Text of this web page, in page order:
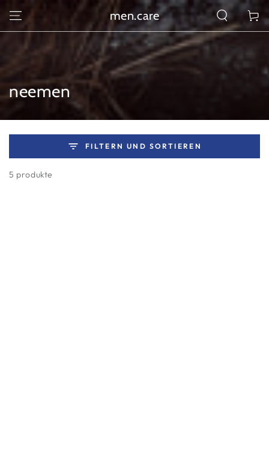
SPRINGEN
men.care
Kollektion:
neemen
FILTERN UND SORTIEREN
5 produkte